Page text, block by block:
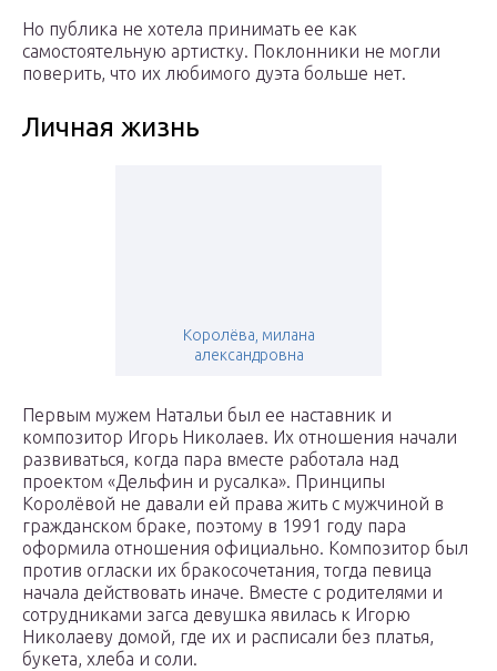
Но публика не хотела принимать ее как
самостоятельную артистку. Поклонники не могли
поверить, что их любимого дуэта больше нет.
Личная жизнь
Королёва, милана
александровна
Первым мужем Натальи был ее наставник и
композитор Игорь Николаев. Их отношения начали
развиваться, когда пара вместе работала над
проектом «Дельфин и русалка». Принципы
Королёвой не давали ей права жить с мужчиной в
гражданском браке, поэтому в 1991 году пара
оформила отношения официально. Композитор был
против огласки их бракосочетания, тогда певица
начала действовать иначе. Вместе с родителями и
сотрудниками загса девушка явилась к Игорю
Николаеву домой, где их и расписали без платья,
букета, хлеба и соли.